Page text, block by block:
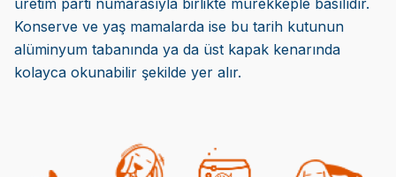
üretim parti numarasıyla birlikte mürekkeple basılıdır.
Konserve ve yaş mamalarda ise bu tarih kutunun
alüminyum tabanında ya da üst kapak kenarında
kolayca okunabilir şekilde yer alır.